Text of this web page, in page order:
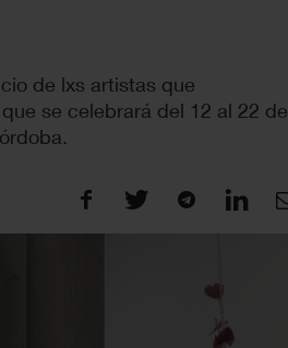
de lxs artistas que
se celebrará del 12 al 22 de